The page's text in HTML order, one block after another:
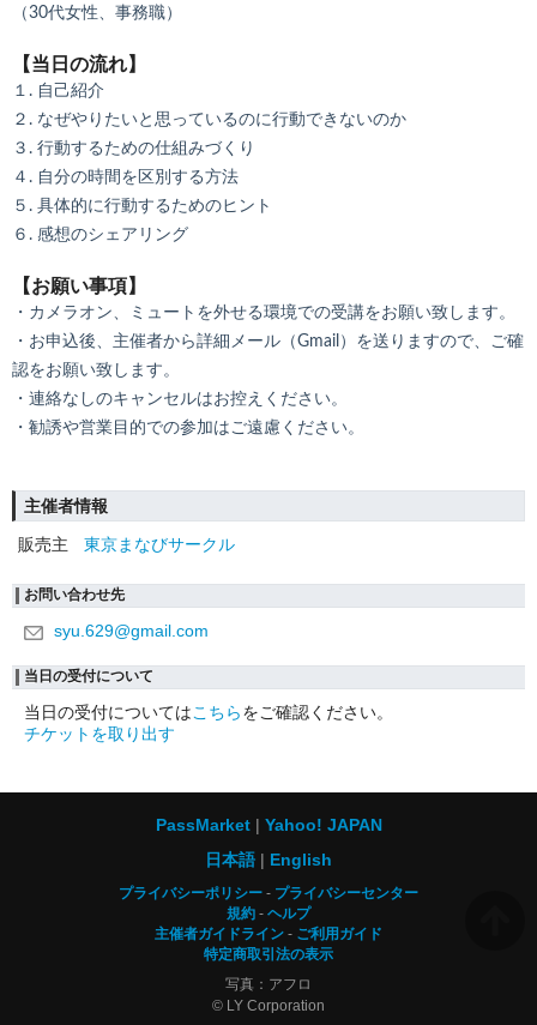
（30代女性、事務職）
【当日の流れ】
１. 自己紹介
２. なぜやりたいと思っているのに行動できないのか
３. 行動するための仕組みづくり
４. 自分の時間を区別する方法
５. 具体的に行動するためのヒント
６. 感想のシェアリング
【お願い事項】
・カメラオン、ミュートを外せる環境での受講をお願い致します。
・お申込後、主催者から詳細メール（Gmail）を送りますので、ご確
認をお願い致します。
・連絡なしのキャンセルはお控えください。
・勧誘や営業目的での参加はご遠慮ください。
主催者情報
販売主
東京まなびサークル
お問い合わせ先
syu.629@gmail.com
当日の受付について
当日の受付についてはこちらをご確認ください。
チケットを取り出す
PassMarket
Yahoo! JAPAN
日本語
English
プライバシーポリシー
プライバシーセンター
規約
ヘルプ
主催者ガイドライン
ご利用ガイド
特定商取引法の表示
写真：アフロ
© LY Corporation